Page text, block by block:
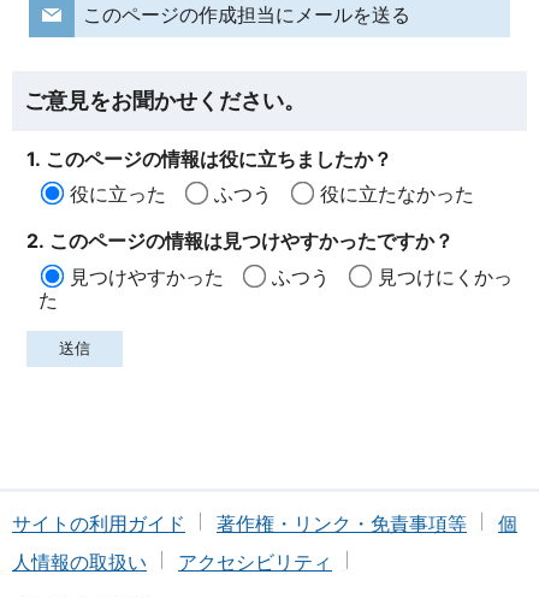
このページの作成担当にメールを送る
ご意見をお聞かせください。
1. このページの情報は役に立ちましたか？
役に立った
ふつう
役に立たなかった
2. このページの情報は見つけやすかったですか？
見つけやすかった
ふつう
見つけにくかっ
た
サイトの利用ガイド 著作権・リンク・免責事項等
個
人情報の取扱い
アクセシビリティ